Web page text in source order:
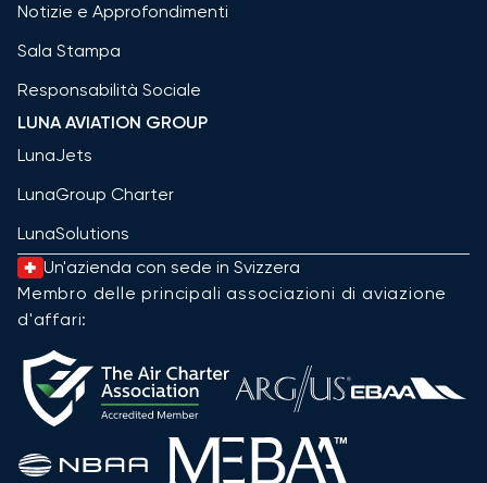
Notizie e Approfondimenti
Sala Stampa
Responsabilità Sociale
LUNA AVIATION GROUP
LunaJets
LunaGroup Charter
LunaSolutions
Un'azienda con sede in Svizzera
Membro delle principali associazioni di aviazione
d'affari: